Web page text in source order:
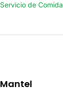
Servicio de Comida
Mantel